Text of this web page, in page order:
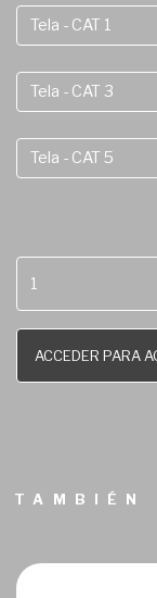
Tela - CAT 1
Tela - CAT 3
Tela - CAT 5
ACCEDER PARA
TAMBIÉN